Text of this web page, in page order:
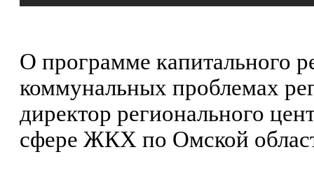
О программе капитального
коммунальных проблемах
директор регионального
сфере ЖКХ по Омской